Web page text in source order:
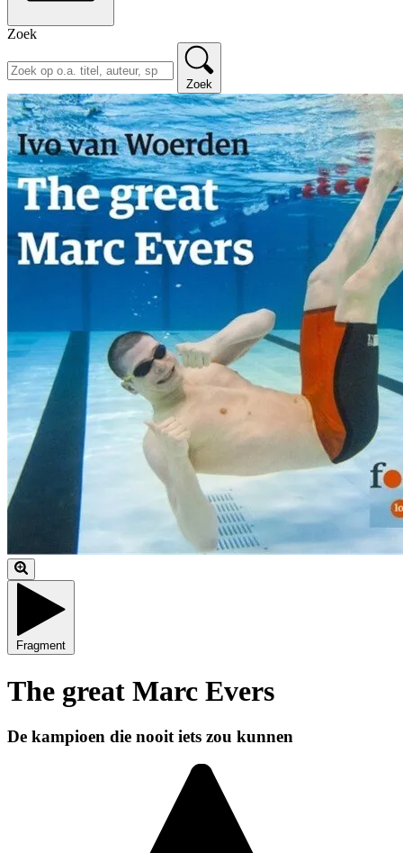
Zoek
Zoek
Fragment
The great Marc Evers
De kampioen die nooit iets zou kunnen